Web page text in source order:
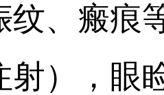
纹、瘢痕
射），眼